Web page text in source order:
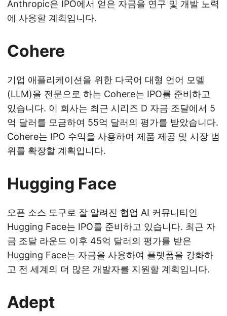
Anthropic은 IPO에서 얻은 자금을 연구 및 개발 노력
에 사용할 계획입니다.
Cohere
기업 애플리케이션을 위한 다국어 대형 언어 모델
(LLM)을 전문으로 하는 Cohere는 IPO를 준비하고
있습니다. 이 회사는 최근 시리즈 D 자금 조달에서 5
억 달러를 모금하여 55억 달러의 평가를 받았습니다.
Cohere는 IPO 수익을 사용하여 제품 제공 및 시장 범
위를 확장할 계획입니다.
Hugging Face
오픈 소스 도구로 잘 알려진 협업 AI 커뮤니티인
Hugging Face는 IPO를 준비하고 있습니다. 최근 자
금 조달 라운드 이후 45억 달러의 평가를 받은
Hugging Face는 자금을 사용하여 플랫폼을 강화하
고 전 세계의 더 많은 개발자를 지원할 계획입니다.
Adept